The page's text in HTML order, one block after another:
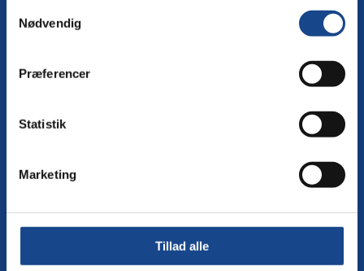
Nødvendig
Præferencer
Statistik
Marketing
Tillad alle
GENVEJE
Ledelse og medarbejdere
Whistleblower